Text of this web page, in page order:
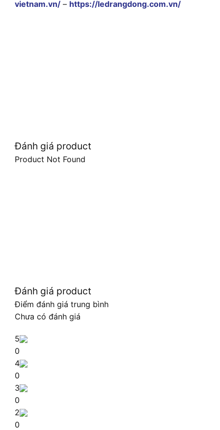
vietnam.vn/ – https://ledrangdong.com.vn/
Đánh giá product
Product Not Found
Đánh giá product
Điểm đánh giá trung bình
Chưa có đánh giá
5
0
4
0
3
0
2
0